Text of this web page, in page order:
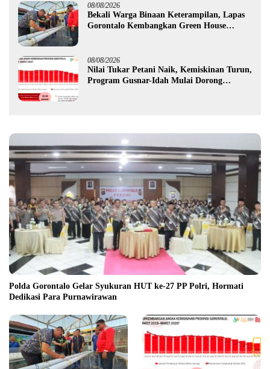
08/08/2026
Bekali Warga Binaan Keterampilan, Lapas
Gorontalo Kembangkan Green House
08/08/2026
Nilai Tukar Petani Naik, Kemiskinan Turun,
Program Gusnar-Idah Mulai Dorong
Polda Gorontalo Gelar Syukuran HUT ke-27 PP Polri, Hormati
Dedikasi Para Purnawirawan